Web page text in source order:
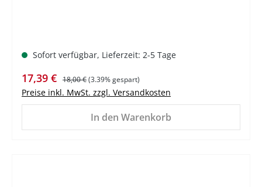
Sofort verfügbar, Lieferzeit: 2-5 Tage
Verkaufspreis:
17,39 € Regulärer Preis:
18,00 €(3.39% gespart)
Preise inkl. MwSt. zzgl. Versandkosten
In den Warenkorb